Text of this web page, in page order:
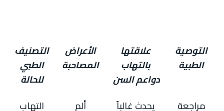
التوصية
الطبية
علاقتها
بالتهاب
دواعم السن
الأعراض
المصاحبة
التصنيف
الطبي
للحالة
مراجعة
يحدث غالباً ألم التهاب